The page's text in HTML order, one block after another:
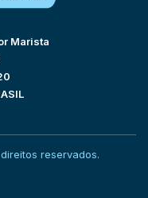
Marista
reservados.